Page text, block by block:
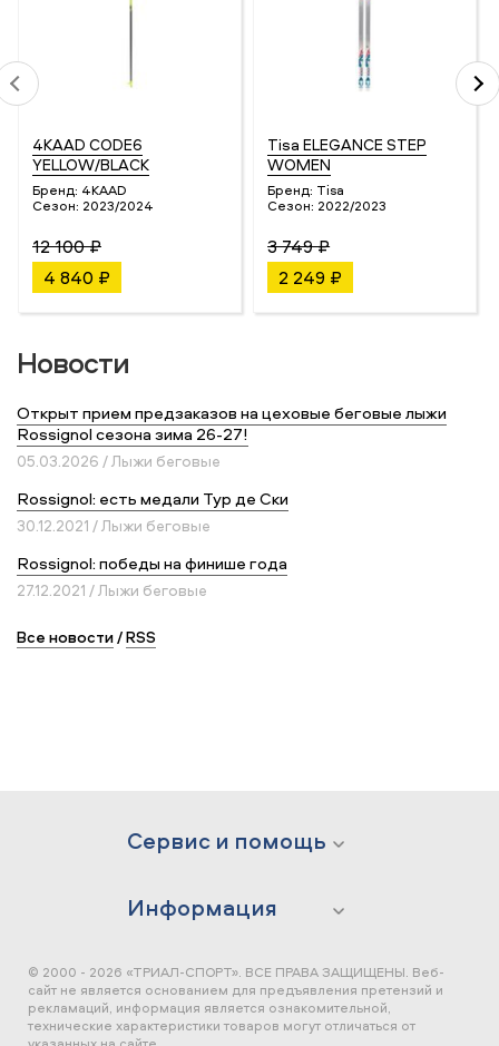
4KAAD CODE6
YELLOW/BLACK
Бренд: 4KAAD
Сезон: 2023/2024
12 100 ₽
4 840 ₽
Tisa ELEGANCE STEP
WOMEN
Бренд: Tisa
Сезон: 2022/2023
3 749 ₽
2 249 ₽
Новости
Открыт прием предзаказов на цеховые беговые лыжи
Rossignol сезона зима 26-27!
05.03.2026 / Лыжи беговые
Rossignol: есть медали Тур де Ски
30.12.2021 / Лыжи беговые
Rossignol: победы на финише года
27.12.2021 / Лыжи беговые
Все новости/RSS
Сервис и помощь
Информация
© 2000 - 2026 «ТРИАЛ-СПОРТ». ВСЕ ПРАВА ЗАЩИЩЕНЫ. Веб-
сайт не является основанием для предъявления претензий и
рекламаций, информация является ознакомительной,
технические характеристики товаров могут отличаться от